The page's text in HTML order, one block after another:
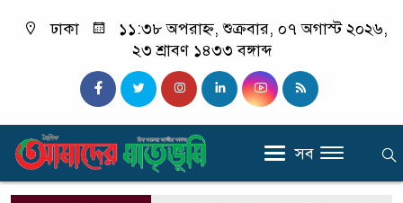
ঢাকা
১১:৩৮ অপরাহ্ন, শুক্রবার, ০৭ অগাস্ট ২০২৬,
২৩ শ্রাবণ ১৪৩৩ বঙ্গাব্দ
সব